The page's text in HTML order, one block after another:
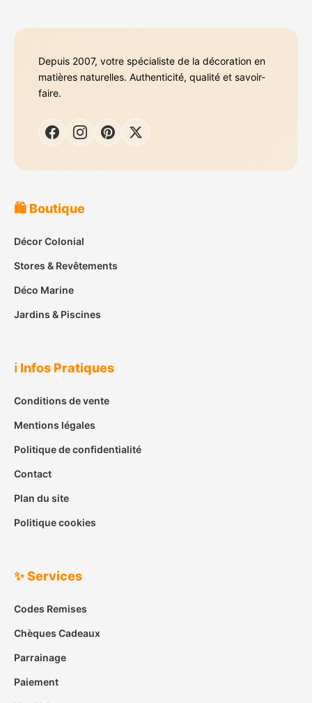
Depuis 2007, votre spécialiste de la décoration en
matières naturelles. Authenticité, qualité et savoir-
faire.
🛍️ Boutique
Décor Colonial
Stores & Revêtements
Déco Marine
Jardins & Piscines
ℹ️ Infos Pratiques
Conditions de vente
Mentions légales
Politique de confidentialité
Contact
Plan du site
Politique cookies
✨ Services
Codes Remises
Chèques Cadeaux
Parrainage
Paiement